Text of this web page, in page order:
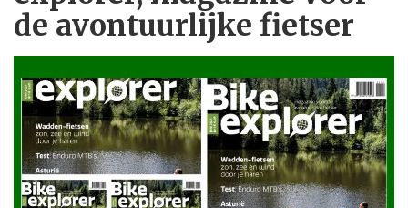
de avontuurlijke fietser